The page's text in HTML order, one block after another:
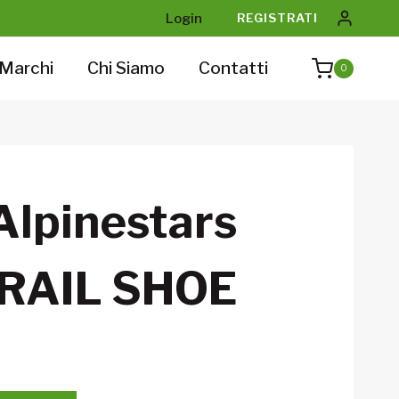
Login REGISTRATI
Marchi Chi Siamo Contatti 0
SHOE